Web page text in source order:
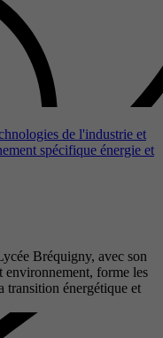
de l'industrie et
spécifique énergie et
Bréquigny, avec son
environnement, forme les
transition énergétique et